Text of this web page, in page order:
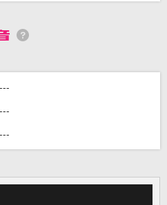
オケ歌い放題！